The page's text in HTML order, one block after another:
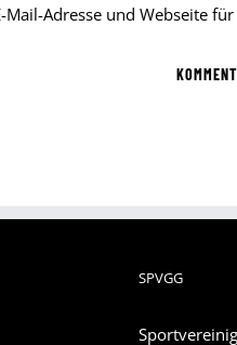
Mail-Adresse und Webseite
SPVGG